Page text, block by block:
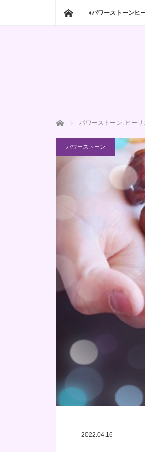
ホーム
♦パワーストーンヒ
ホーム パワーストーン, ヒーリ
パワーストーン
2022.04.16